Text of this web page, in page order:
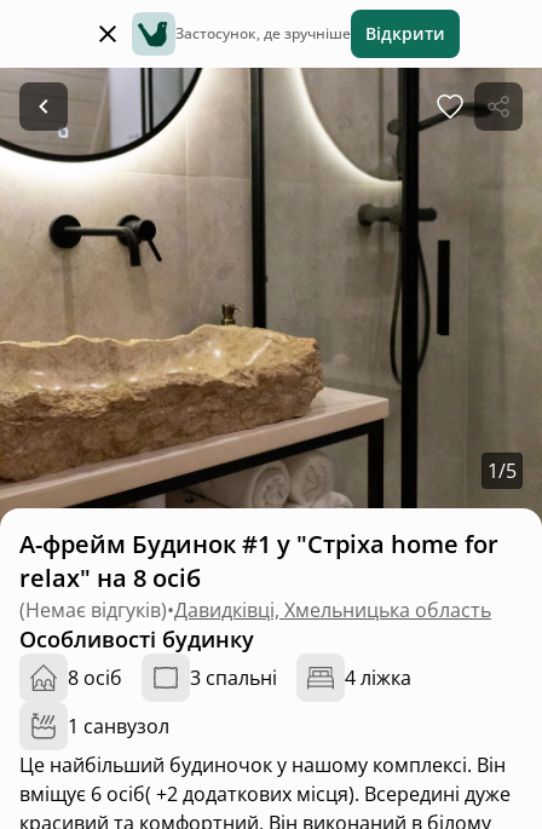
Застосунок, де зручніше Відкрити
1/5
А-фрейм Будинок #1 у "Стріха home for
relax" на 8 осіб
(Немає відгуків)•Давидківці, Хмельницька область
Особливості будинку
8 осіб 3 спальні
4 ліжка
1 санвузол
Це найбільший будиночок у нашому комплексі. Він
вміщує 6 осіб( +2 додаткових місця). Всередині дуже
красивий та комфортний. Він виконаний в білому